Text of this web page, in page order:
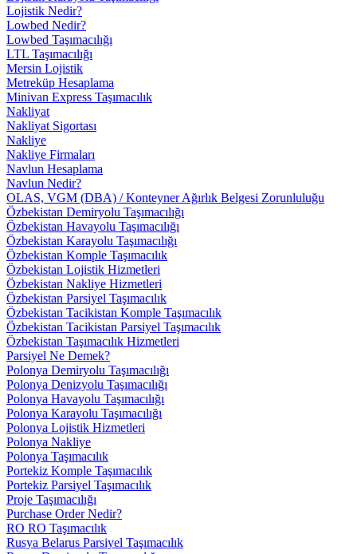
Lojistik Nedir?
Lowbed Nedir?
Lowbed Taşımacılığı
LTL Taşımacılığı
Mersin Lojistik
Metreküp Hesaplama
Minivan Express Taşımacılık
Nakliyat
Nakliyat Sigortası
Nakliye
Nakliye Firmaları
Navlun Hesaplama
Navlun Nedir?
OLAS, VGM (DBA) / Konteyner Ağırlık Belgesi Zorunluluğu
Özbekistan Demiryolu Taşımacılığı
Özbekistan Havayolu Taşımacılığı
Özbekistan Karayolu Taşımacılığı
Özbekistan Komple Taşımacılık
Özbekistan Lojistik Hizmetleri
Özbekistan Nakliye Hizmetleri
Özbekistan Parsiyel Taşımacılık
Özbekistan Tacikistan Komple Taşımacılık
Özbekistan Tacikistan Parsiyel Taşımacılık
Özbekistan Taşımacılık Hizmetleri
Parsiyel Ne Demek?
Polonya Demiryolu Taşımacılığı
Polonya Denizyolu Taşımacılığı
Polonya Havayolu Taşımacılığı
Polonya Karayolu Taşımacılığı
Polonya Lojistik Hizmetleri
Polonya Nakliye
Polonya Taşımacılık
Portekiz Komple Taşımacılık
Portekiz Parsiyel Taşımacılık
Proje Taşımacılığı
Purchase Order Nedir?
RO RO Taşımacılık
Rusya Belarus Parsiyel Taşımacılık